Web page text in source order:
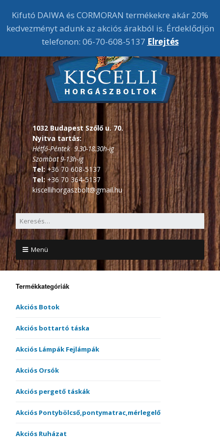
1032 Budapest Szőlő u. 70.
Nyitva tartás:
Hétfő-Péntek 9.30-18.30h-ig
Szombat 9-13h-ig
Tel:+36 70 608-5137
Tel: +36 70 364-5137
kiscellihorgaszbolt@gmail.hu
Menü
Termékkategóriák
Akciós Botok
Akciós bottartó táska
Akciós Lámpák Fejlámpák
Akciós Orsók
Akciós pergető táskák
Akciós Pontybölcső,pontymatrac,mérlegelő
Akciós Ruházat
Kifutó DAIWA és CORMORAN termékekre akár 20%
kedvezményt adunk az akciós árakból is. Érdeklődjön
telefonon: 06-70-608-5137 Elrejtés